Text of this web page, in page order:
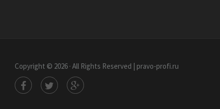
Copyright © 2026 · All Rights Reserved | pravo-profi.ru